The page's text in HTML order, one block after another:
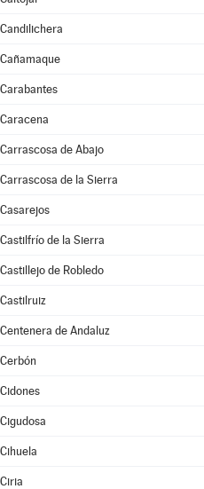
Candilichera
Cañamaque
Carabantes
Caracena
Carrascosa de Abajo
Carrascosa de la Sierra
Casarejos
Castilfrío de la Sierra
Castillejo de Robledo
Castilruiz
Centenera de Andaluz
Cerbón
Cidones
Cigudosa
Cihuela
Ciria